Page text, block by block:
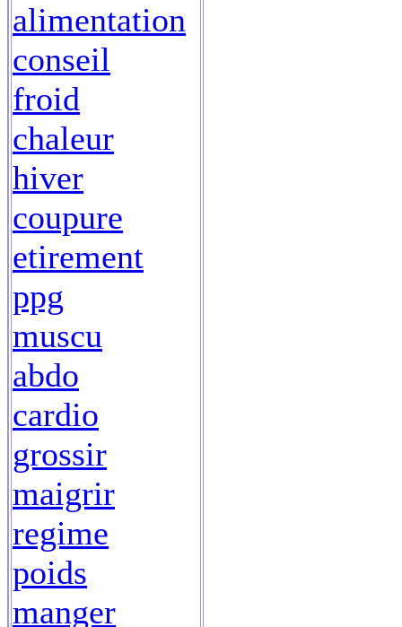
alimentation
conseil
froid
chaleur
hiver
coupure
etirement
ppg
muscu
abdo
cardio
grossir
maigrir
regime
poids
manger